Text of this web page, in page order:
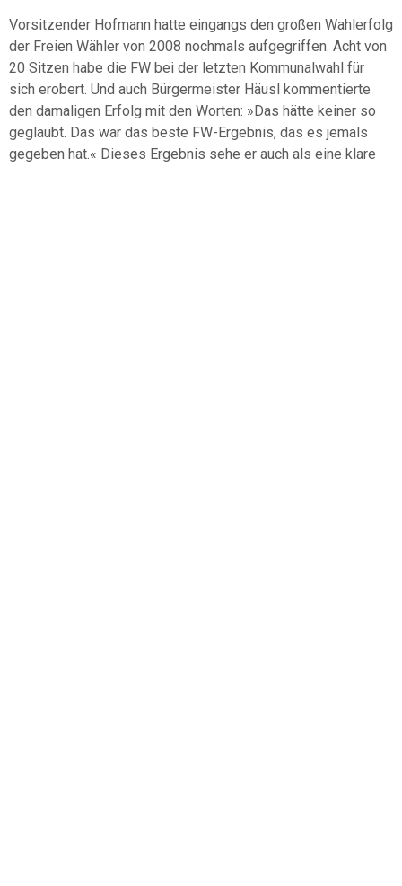
Vorsitzender Hofmann hatte eingangs den großen Wahlerfolg
der Freien Wähler von 2008 nochmals aufgegriffen. Acht von
20 Sitzen habe die FW bei der letzten Kommunalwahl für
sich erobert. Und auch Bürgermeister Häusl kommentierte
den damaligen Erfolg mit den Worten: »Das hätte keiner so
geglaubt. Das war das beste FW-Ergebnis, das es jemals
gegeben hat.« Dieses Ergebnis sehe er auch als eine klare